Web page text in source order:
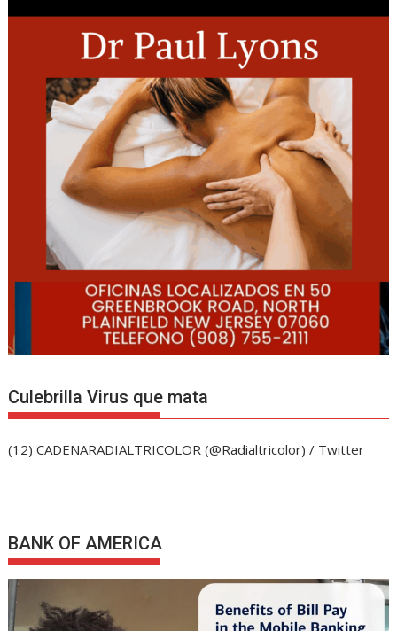
Culebrilla Virus que mata
(12) CADENARADIALTRICOLOR (@Radialtricolor) / Twitter
BANK OF AMERICA